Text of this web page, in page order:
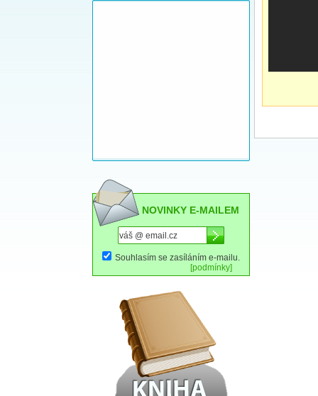
NOVINKY E-MAILEM
Souhlasím se zasíláním e-mailu.
[podmínky]